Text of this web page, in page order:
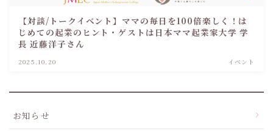
【対談/トークイベント】ママの毎日を100倍楽しく！は
じめての起業のヒント・ゲストは日本ママ起業家大学 学
長 近藤洋子さん
2025.10.20 イベント
お知らせ